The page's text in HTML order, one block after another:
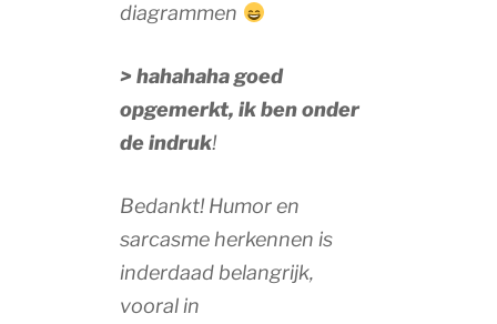
diagrammen
> hahahaha goed
opgemerkt, ik ben onder
de indruk!
Bedankt! Humor en
sarcasme herkennen is
inderdaad belangrijk,
vooral in